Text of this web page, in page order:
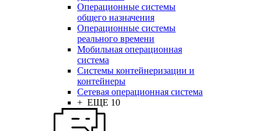
Операционные системы
общего назначения
Операционные системы
реального времени
Мобильная операционная
система
Системы контейнеризации и
контейнеры
Сетевая операционная система
+ ЕЩЕ 10